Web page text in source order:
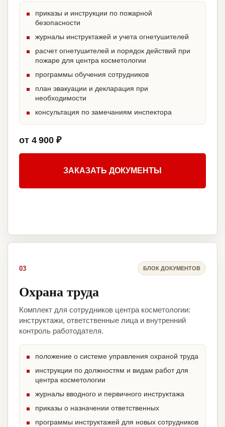
приказы и инструкции по пожарной
безопасности
журналы инструктажей и учета огнетушителей
расчет огнетушителей и порядок действий при
пожаре для центра косметологии
программы обучения сотрудников
план эвакуации и декларация при
необходимости
консультация по замечаниям инспектора
от 4 900 ₽
ЗАКАЗАТЬ ДОКУМЕНТЫ
03 БЛОК ДОКУМЕНТОВ
Охрана труда
Комплект для сотрудников центра косметологии:
инструктажи, ответственные лица и внутренний
контроль работодателя.
положение о системе управления охраной труда
инструкции по должностям и видам работ для
центра косметологии
журналы вводного и первичного инструктажа
приказы о назначении ответственных
программы инструктажей для новых сотрудников